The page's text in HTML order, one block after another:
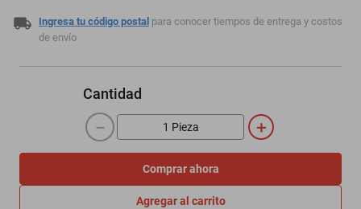
Ingresa tu código postal para conocer tiempos de entrega y costos
de envío
Cantidad
＋
－
Comprar ahora
Agregar al carrito